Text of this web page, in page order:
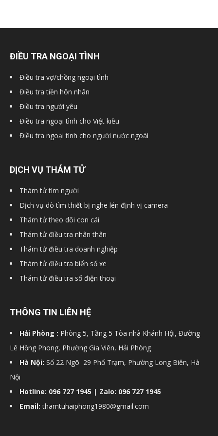
ĐIỀU TRA NGOẠI TÌNH
Điều tra vợ/chồng ngoại tình
Điều tra tiền hôn nhân
Điều tra người yêu
Điều tra ngoại tình cho Việt kiều
Điều tra ngoại tình cho người nước ngoài
DỊCH VỤ THÁM TỬ
Thám tử tìm người
Dịch vụ dò tìm thiết bị nghe lén định vị camera
Thám tử theo dõi con cái
Thám tử điều tra nhân thân
Thám tử điều tra doanh nghiệp
Thám tử điều tra biển số xe
Thám tử điều tra số điện thoại
THÔNG TIN LIÊN HỆ
Hải Phòng : Phòng 5, Tầng 5 Tòa nhà Khánh Hội, Đường
Lê Hồng Phong, Phường Gia Viên, Hải Phòng
Hà Nội: Số 22 Ngõ 29 Phố Trạm, Phường Long Biên, Hà
Nội
Hotline: 096 727 1945 | Zalo: 096 727 1945
Email: thamtuhaiphong1980@gmail.com